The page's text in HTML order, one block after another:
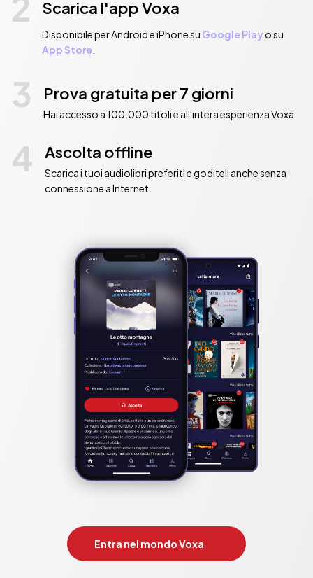
Scarica l'app Voxa
Disponibile per Android e iPhone su Google Playo su
App Store.
3 Prova gratuita per 7 giorni
Hai accesso a 100.000 titoli e all'intera esperienza Voxa.
4 Ascolta offline
Scarica i tuoi audiolibri preferiti e goditeli anche senza
connessione a Internet.
Entra nel mondo Voxa